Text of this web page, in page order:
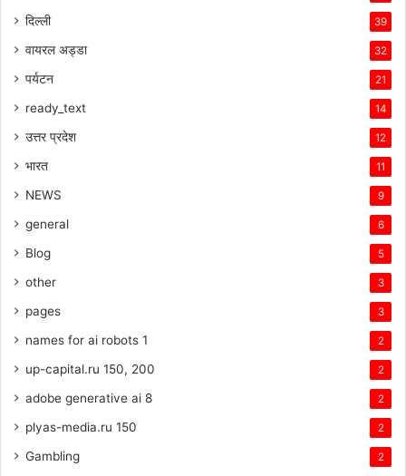
दिल्ली 39
वायरल अड्डा 32
पर्यटन 21
ready_text 14
उत्तर प्रदेश 12
भारत 11
NEWS 9
general 6
Blog 5
other 3
pages 3
names for ai robots 1 2
up-capital.ru 150, 200 2
adobe generative ai 8 2
plyas-media.ru 150 2
Gambling 2